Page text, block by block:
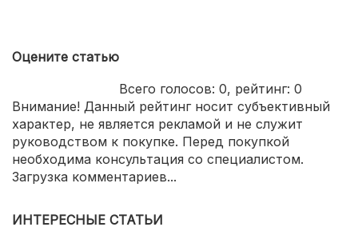
Оцените статью
Всего голосов: 0, рейтинг: 0
Внимание! Данный рейтинг носит субъективный
характер, не является рекламой и не служит
руководством к покупке. Перед покупкой
необходима консультация со специалистом.
Загрузка комментариев...
ИНТЕРЕСНЫЕ СТАТЬИ